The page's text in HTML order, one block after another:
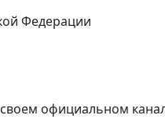
Федерации
официальном